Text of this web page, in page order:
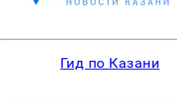
Гид по Казани